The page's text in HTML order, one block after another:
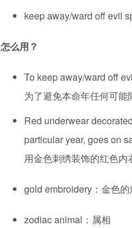
keep away/ward off evil
怎么用？
To keep away/ward off
为了避免本命年任何可能
Red underwear
particular year, goes on
用金色刺绣装饰的红色内
gold embroidery：金色
zodiac animal：属相